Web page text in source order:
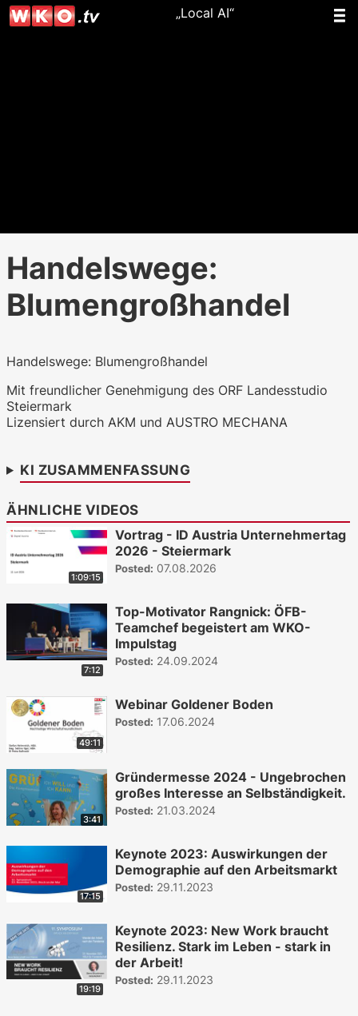
„Local AI“
Handelswege:
Blumengroßhandel
Handelswege: Blumengroßhandel
Mit freundlicher Genehmigung des ORF Landesstudio
Steiermark
Lizensiert durch AKM und AUSTRO MECHANA
KI ZUSAMMENFASSUNG
ÄHNLICHE VIDEOS
1:09:15
Vortrag - ID Austria Unternehmertag
2026 - Steiermark
Posted: 07.08.2026
7:12
Top-Motivator Rangnick: ÖFB-
Teamchef begeistert am WKO-
Impulstag
Posted: 24.09.2024
49:11
Webinar Goldener Boden
Posted: 17.06.2024
3:41
Gründermesse 2024 - Ungebrochen
großes Interesse an Selbständigkeit.
Posted: 21.03.2024
17:15
Keynote 2023: Auswirkungen der
Demographie auf den Arbeitsmarkt
Posted: 29.11.2023
19:19
Keynote 2023: New Work braucht
Resilienz. Stark im Leben - stark in
der Arbeit!
Posted: 29.11.2023
26b-a4b-it, Blackwell)